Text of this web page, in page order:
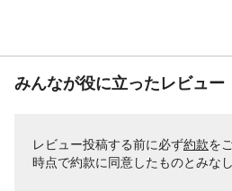
みんなが役に立ったレビュー
レビュー投稿する前に必ず約款を
時点で約款に同意したものとみなし